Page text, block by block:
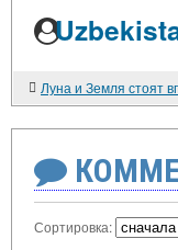
Сортировка: